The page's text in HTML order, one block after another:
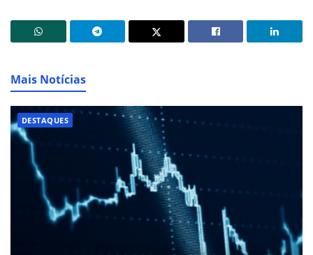
Mais Notícias
DESTAQUES